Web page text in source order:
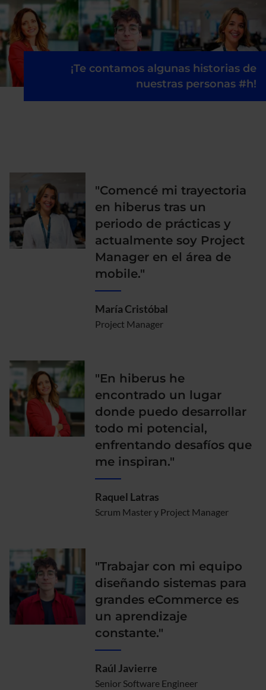
¡Te contamos algunas historias de
nuestras personas #h!
"Comencé mi trayectoria
en hiberus tras un
periodo de prácticas y
actualmente soy Project
Manager en el área de
mobile."
María Cristóbal
Project Manager
"En hiberus he
encontrado un lugar
donde puedo desarrollar
todo mi potencial,
enfrentando desafíos que
me inspiran."
Raquel Latras
Scrum Master y Project Manager
"Trabajar con mi equipo
diseñando sistemas para
grandes eCommerce es
un aprendizaje
constante."
Raúl Javierre
Senior Software Engineer